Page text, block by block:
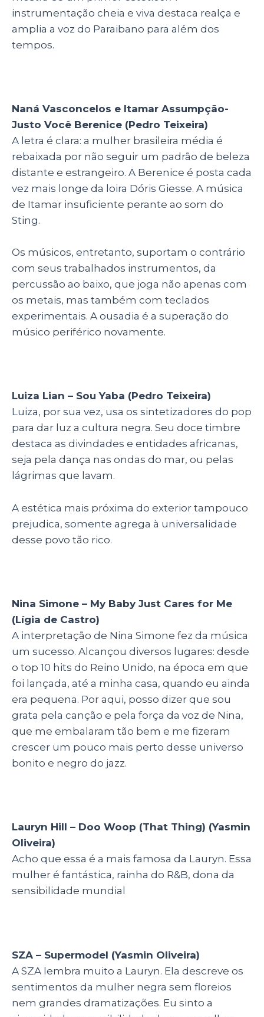
instrumentação cheia e viva destaca realça e
amplia a voz do Paraibano para além dos
tempos.
Naná Vasconcelos e Itamar Assumpção-
Justo Você Berenice (Pedro Teixeira)
A letra é clara: a mulher brasileira média é
rebaixada por não seguir um padrão de beleza
distante e estrangeiro. A Berenice é posta cada
vez mais longe da loira Dóris Giesse. A música
de Itamar insuficiente perante ao som do
Sting.
Os músicos, entretanto, suportam o contrário
com seus trabalhados instrumentos, da
percussão ao baixo, que joga não apenas com
os metais, mas também com teclados
experimentais. A ousadia é a superação do
músico periférico novamente.
Luiza Lian – Sou Yaba (Pedro Teixeira)
Luiza, por sua vez, usa os sintetizadores do pop
para dar luz a cultura negra. Seu doce timbre
destaca as divindades e entidades africanas,
seja pela dança nas ondas do mar, ou pelas
lágrimas que lavam.
A estética mais próxima do exterior tampouco
prejudica, somente agrega à universalidade
desse povo tão rico.
Nina Simone – My Baby Just Cares for Me
(Lígia de Castro)
A interpretação de Nina Simone fez da música
um sucesso. Alcançou diversos lugares: desde
o top 10 hits do Reino Unido, na época em que
foi lançada, até a minha casa, quando eu ainda
era pequena. Por aqui, posso dizer que sou
grata pela canção e pela força da voz de Nina,
que me embalaram tão bem e me fizeram
crescer um pouco mais perto desse universo
bonito e negro do jazz.
Lauryn Hill – Doo Woop (That Thing) (Yasmin
Oliveira)
Acho que essa é a mais famosa da Lauryn. Essa
mulher é fantástica, rainha do R&B, dona da
sensibilidade mundial
SZA – Supermodel (Yasmin Oliveira)
A SZA lembra muito a Lauryn. Ela descreve os
sentimentos da mulher negra sem floreios
nem grandes dramatizações. Eu sinto a